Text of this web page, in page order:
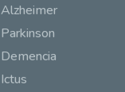
Alzheimer
Parkinson
Demencia
Ictus